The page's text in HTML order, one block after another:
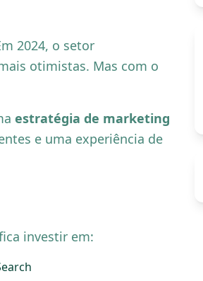
2024, o setor
otimistas. Mas com o
estratégia de marketing
e uma experiência de
investir em: